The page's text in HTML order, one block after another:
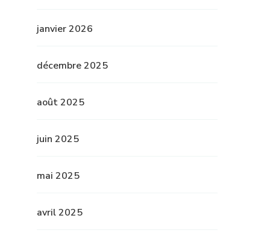
janvier 2026
décembre 2025
août 2025
juin 2025
mai 2025
avril 2025